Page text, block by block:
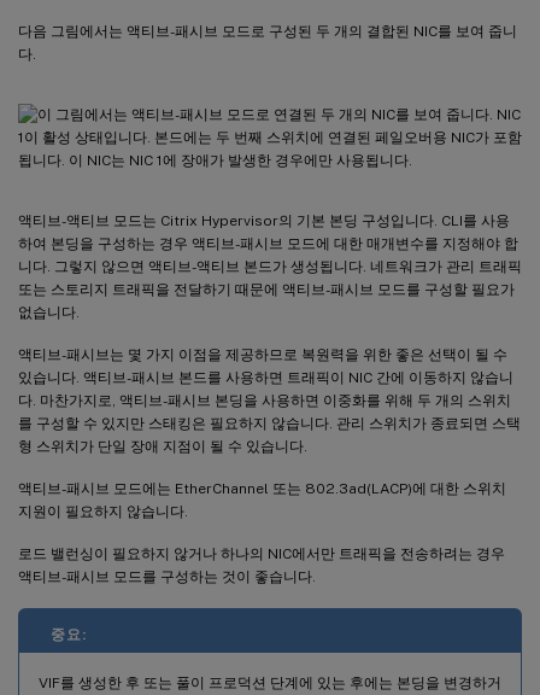
다음 그림에서는 액티브-패시브 모드로 구성된 두 개의 결합된 NIC를 보여 줍니
다.
액티브-액티브 모드는 Citrix Hypervisor의 기본 본딩 구성입니다. CLI를 사용
하여 본딩을 구성하는 경우 액티브-패시브 모드에 대한 매개변수를 지정해야 합
니다. 그렇지 않으면 액티브-액티브 본드가 생성됩니다. 네트워크가 관리 트래픽
또는 스토리지 트래픽을 전달하기 때문에 액티브-패시브 모드를 구성할 필요가
없습니다.
액티브-패시브는 몇 가지 이점을 제공하므로 복원력을 위한 좋은 선택이 될 수
있습니다. 액티브-패시브 본드를 사용하면 트래픽이 NIC 간에 이동하지 않습니
다. 마찬가지로, 액티브-패시브 본딩을 사용하면 이중화를 위해 두 개의 스위치
를 구성할 수 있지만 스태킹은 필요하지 않습니다. 관리 스위치가 종료되면 스택
형 스위치가 단일 장애 지점이 될 수 있습니다.
액티브-패시브 모드에는 EtherChannel 또는 802.3ad(LACP)에 대한 스위치
지원이 필요하지 않습니다.
로드 밸런싱이 필요하지 않거나 하나의 NIC에서만 트래픽을 전송하려는 경우
액티브-패시브 모드를 구성하는 것이 좋습니다.
중요:
VIF를 생성한 후 또는 풀이 프로덕션 단계에 있는 후에는 본딩을 변경하거